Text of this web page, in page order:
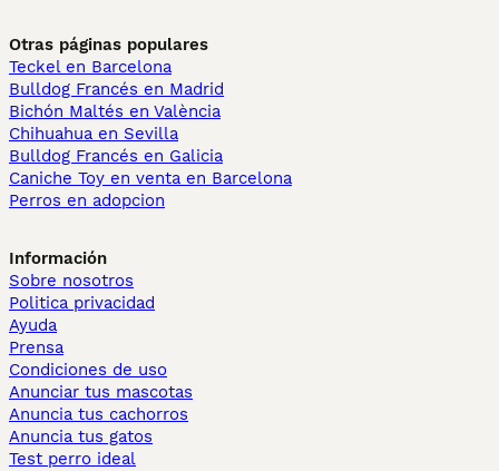
Otras páginas populares
Teckel en Barcelona
Bulldog Francés en Madrid
Bichón Maltés en València
Chihuahua en Sevilla
Bulldog Francés en Galicia
Caniche Toy en venta en Barcelona
Perros en adopcion
Información
Sobre nosotros
Politica privacidad
Ayuda
Prensa
Condiciones de uso
Anunciar tus mascotas
Anuncia tus cachorros
Anuncia tus gatos
Test perro ideal